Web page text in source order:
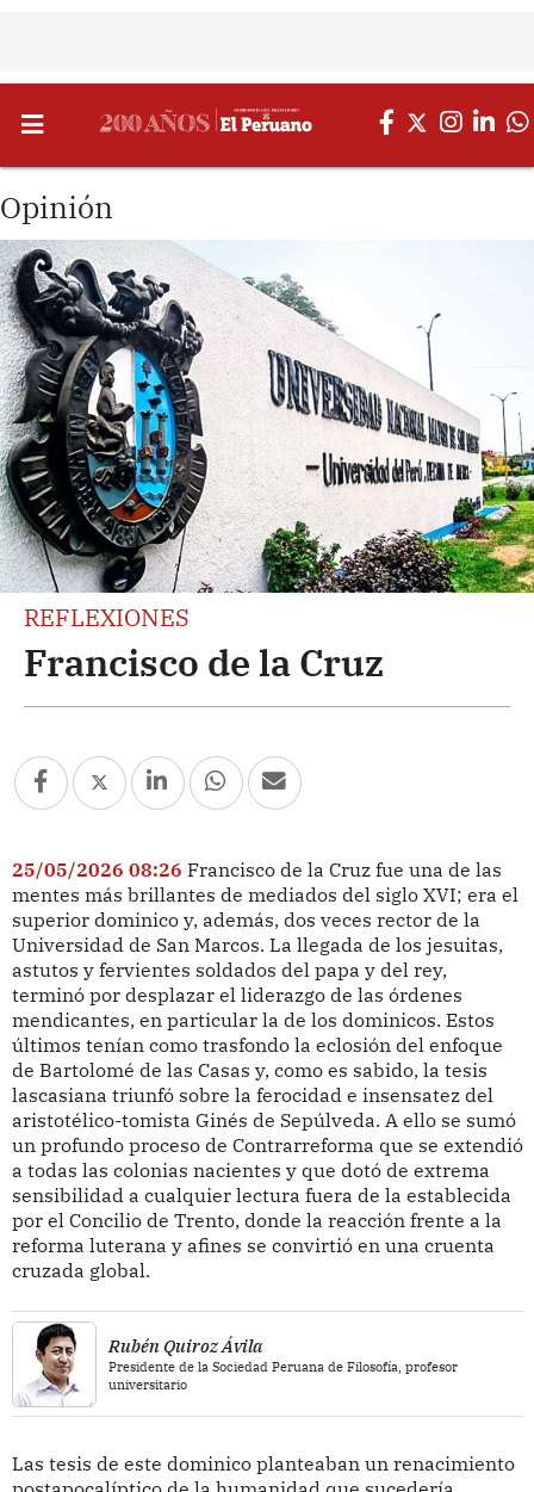
Opinión
REFLEXIONES
Francisco de la Cruz
25/05/2026 08:26 Francisco de la Cruz fue una de las
mentes más brillantes de mediados del siglo XVI; era el
superior dominico y, además, dos veces rector de la
Universidad de San Marcos. La llegada de los jesuitas,
astutos y fervientes soldados del papa y del rey,
terminó por desplazar el liderazgo de las órdenes
mendicantes, en particular la de los dominicos. Estos
últimos tenían como trasfondo la eclosión del enfoque
de Bartolomé de las Casas y, como es sabido, la tesis
lascasiana triunfó sobre la ferocidad e insensatez del
aristotélico-tomista Ginés de Sepúlveda. A ello se sumó
un profundo proceso de Contrarreforma que se extendió
a todas las colonias nacientes y que dotó de extrema
sensibilidad a cualquier lectura fuera de la establecida
por el Concilio de Trento, donde la reacción frente a la
reforma luterana y afines se convirtió en una cruenta
cruzada global.
Rubén Quiroz Ávila
Presidente de la Sociedad Peruana de Filosofía, profesor
universitario
Las tesis de este dominico planteaban un renacimiento